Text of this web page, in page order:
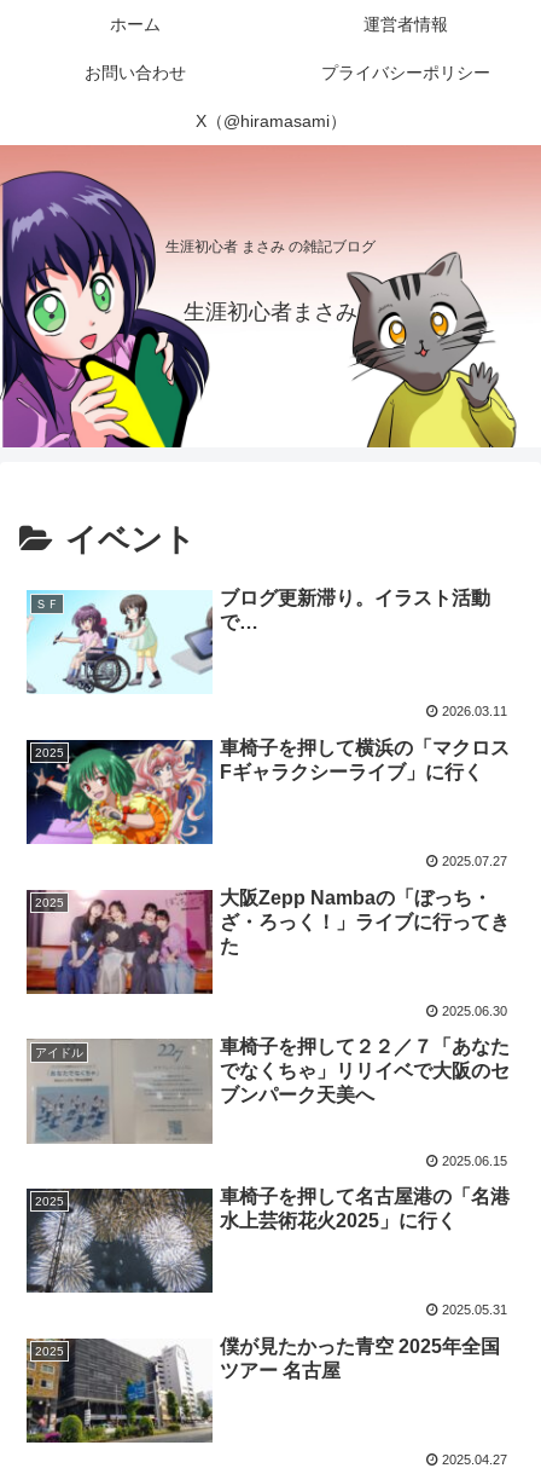
生涯初心者 まさみ の雑記ブログ
生涯初心者まさみ
ホーム 運営者情報
お問い合わせ プライバシーポリシー
X（@hiramasami）
イベント
ＳＦ
ブログ更新滞り。イラスト活動
で…
2026.03.11
2025
車椅子を押して横浜の「マクロス
Fギャラクシーライブ」に行く
2025.07.27
2025
大阪Zepp Nambaの「ぼっち・
ざ・ろっく！」ライブに行ってき
た
2025.06.30
アイドル
車椅子を押して２２／７「あなた
でなくちゃ」リリイベで大阪のセ
ブンパーク天美へ
2025.06.15
2025
車椅子を押して名古屋港の「名港
水上芸術花火2025」に行く
2025.05.31
2025
僕が見たかった青空 2025年全国
ツアー 名古屋
2025.04.27